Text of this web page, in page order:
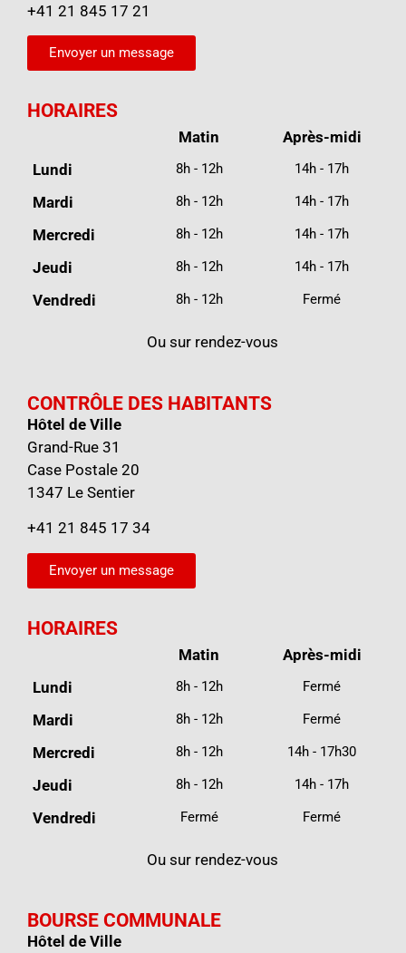
+41 21 845 17 21
Envoyer un message
HORAIRES
Matin
Après-midi
Lundi
8h - 12h 14h - 17h
Mardi 8h - 12h 14h - 17h
Mercredi 8h - 12h 14h - 17h
Jeudi 8h - 12h 14h - 17h
Vendredi 8h - 12h Fermé
Ou sur rendez-vous
CONTRÔLE DES HABITANTS
Hôtel de Ville
Grand-Rue 31
Case Postale 20
1347 Le Sentier
+41 21 845 17 34
Envoyer un message
HORAIRES
Matin
Après-midi
Lundi
8h - 12h Fermé
Mardi 8h - 12h Fermé
Mercredi 8h - 12h 14h - 17h30
Jeudi 8h - 12h 14h - 17h
Vendredi Fermé Fermé
Ou sur rendez-vous
BOURSE COMMUNALE
Hôtel de Ville